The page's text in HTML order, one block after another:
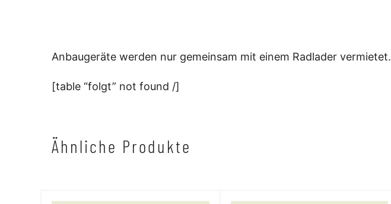
Anbaugeräte werden nur gemeinsam mit einem Radlader vermietet.
[table “folgt” not found /]
Ähnliche Produkte